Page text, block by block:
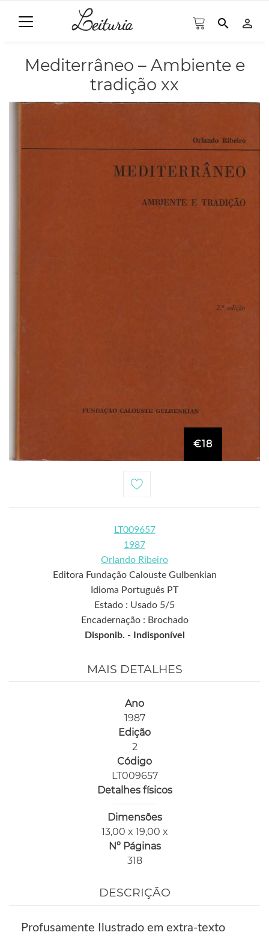
search person_outline
Mediterrâneo – Ambiente e
tradição xx
€18
LT009657
1987
Orlando Ribeiro
Editora Fundação Calouste Gulbenkian
Idioma Português PT
Estado : Usado 5/5
Encadernação : Brochado
Disponib. -
Indisponível
MAIS DETALHES
Ano
1987
Edição
2
Código
LT009657
Detalhes físicos
Dimensões
13,00 x 19,00 x
Nº Páginas
318
DESCRIÇÃO
Profusamente Ilustrado em extra-texto